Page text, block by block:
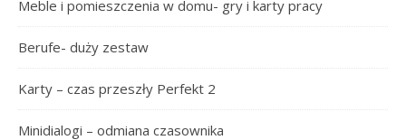
Meble i pomieszczenia w domu- gry i karty pracy
Berufe- duży zestaw
Karty – czas przeszły Perfekt 2
Minidialogi – odmiana czasownika